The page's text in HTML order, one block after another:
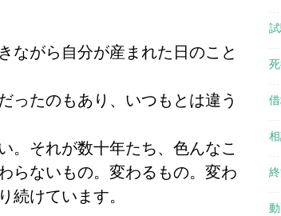
ながら自分が産まれた日のこと
ったのもあり、いつもとは違う
。それが数十年たち、色んなこ
らないもの。変わるもの。変わ
続けています。